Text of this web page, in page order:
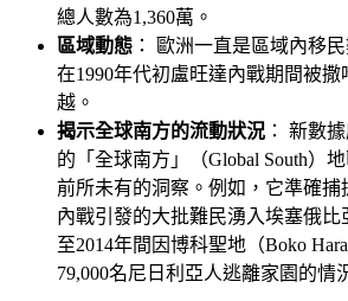
總人數為1,360萬。
區域動態 ： 歐洲一直是區域內移
在1990年代初盧旺達內戰期間被
越。
揭示全球南方的流動狀況 ： 新數
的「全球南方」（Global South）
前所未有的洞察。例如，它準確捕
內戰引發的大批難民湧入埃塞俄比
至2014年間因博科聖地（Boko
79,000名尼日利亞人逃離家園的情